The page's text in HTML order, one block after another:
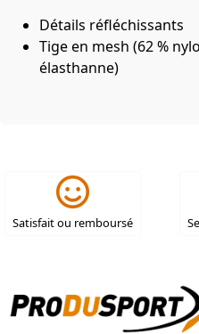
Détails réfléchissants
Tige en mesh (62 %
élasthanne)
Satisfait ou remboursé